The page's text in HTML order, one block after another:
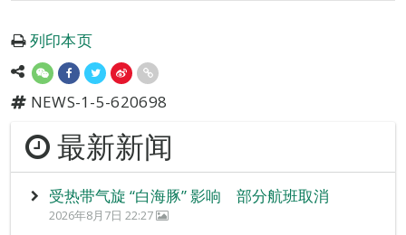
列印本页
NEWS-1-5-620698
最新新闻
受热带气旋 “白海豚” 影响 部分航班取消
2026年8月7日 22:27